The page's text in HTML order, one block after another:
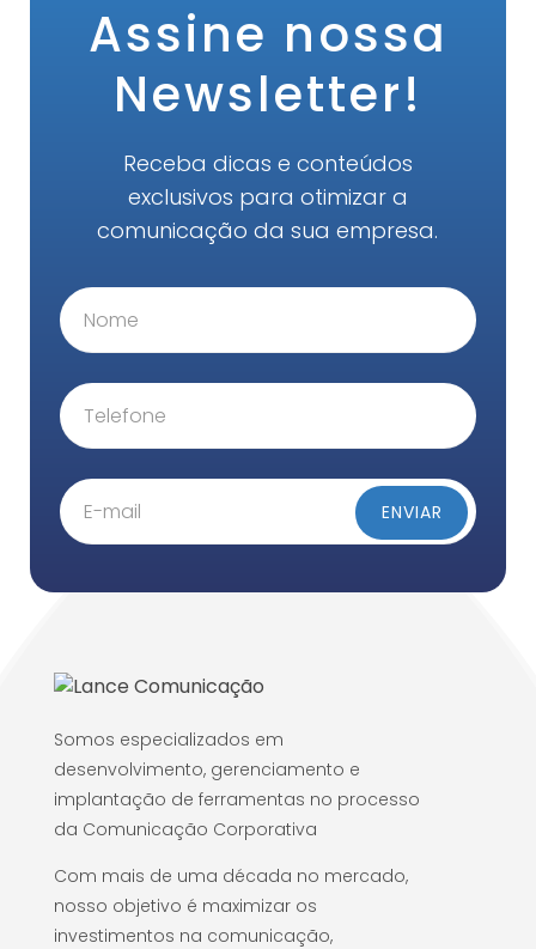
Assine nossa
Newsletter!
Receba dicas e conteúdos
exclusivos para otimizar a
comunicação da sua empresa.
Somos especializados em
desenvolvimento, gerenciamento e
implantação de ferramentas no processo
da Comunicação Corporativa
Com mais de uma década no mercado,
nosso objetivo é maximizar os
investimentos na comunicação,